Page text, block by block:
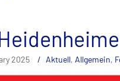
2025 Aktuell, Allgemein,